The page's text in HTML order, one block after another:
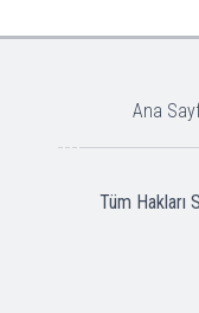
Ana
Tüm Hakları